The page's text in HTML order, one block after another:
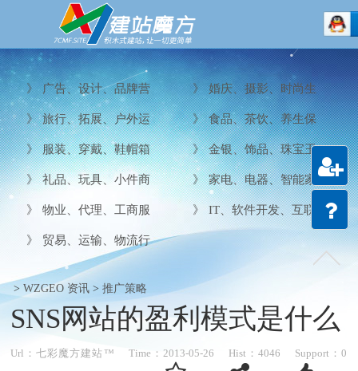
》 广告、设计、品牌营
销 (12)
》 婚庆、摄影、时尚生
活 (7)
》 旅行、拓展、户外运
动 (9)
》 食品、茶饮、养生保
健 (9)
》 服装、穿戴、鞋帽箱
包 (15)
》 金银、饰品、珠宝玉
饰 (10)
》 礼品、玩具、小件商
品 (14)
》 家电、电器、智能家
居 (14)
》 物业、代理、工商服
务 (9 )
》 IT、软件开发、互联网 (
3)
》 贸易、运输、物流行
3)
>WZGEO 资讯 >推广策略
SNS网站的盈利模式是什么
Url：七彩魔方建站™ Time： 2013-05-26 Hist：4046 Support： 0
注册
会员
建站
教程